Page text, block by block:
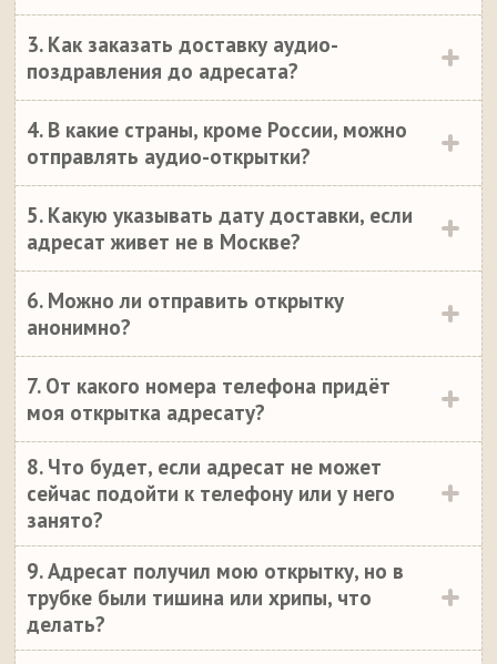
3. Как заказать доставку аудио-
поздравления до адресата?
4. В какие страны, кроме России, можно
отправлять аудио-открытки?
5. Какую указывать дату доставки, если
адресат живет не в Москве?
6. Можно ли отправить открытку
анонимно?
7. От какого номера телефона придёт
моя открытка адресату?
8. Что будет, если адресат не может
сейчас подойти к телефону или у него
занято?
9. Адресат получил мою открытку, но в
трубке были тишина или хрипы, что
делать?